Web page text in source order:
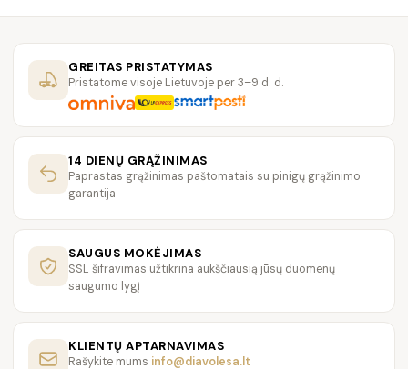
GREITAS PRISTATYMAS
Pristatome visoje Lietuvoje per 3–9 d. d.
14 DIENŲ GRĄŽINIMAS
Paprastas grąžinimas paštomatais su pinigų grąžinimo
garantija
SAUGUS MOKĖJIMAS
SSL šifravimas užtikrina aukščiausią jūsų duomenų
saugumo lygį
KLIENTŲ APTARNAVIMAS
Rašykite mums info@diavolesa.lt